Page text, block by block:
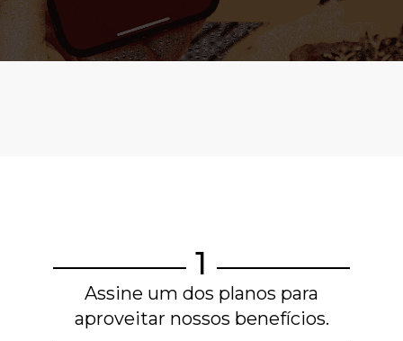
1
Assine um dos planos para
aproveitar nossos benefícios.